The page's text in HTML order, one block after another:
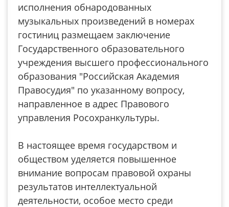
исполнения обнародованных
музыкальных произведений в номерах
гостиниц размещаем заключение
Государственного образовательного
учреждения высшего профессионального
образования "Российская Академия
Правосудия" по указанному вопросу,
направленное в адрес Правового
управления Росохранкультуры.
В настоящее время государством и
обществом уделяется повышенное
внимание вопросам правовой охраны
результатов интеллектуальной
деятельности, особое место среди